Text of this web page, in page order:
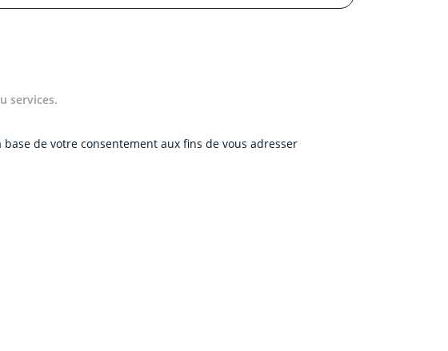
services.
de votre consentement aux fins de vous adresser